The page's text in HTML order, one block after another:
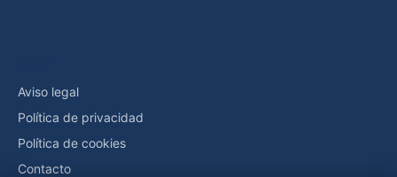
Aviso legal
Política de privacidad
Política de cookies
Contacto